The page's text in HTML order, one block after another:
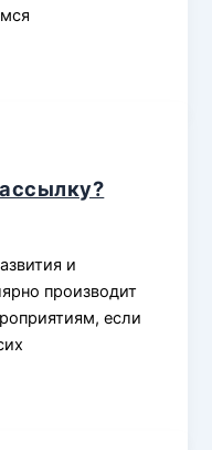
и
производит
если